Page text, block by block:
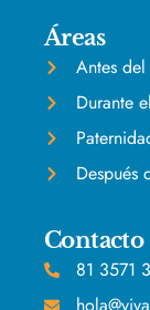
Áreas
Antes
Durante
Después
Contacto
81 3571